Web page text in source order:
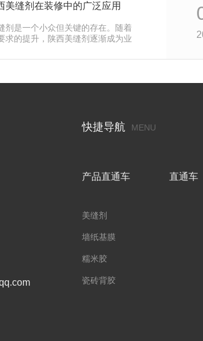
美缝剂在装修中的广泛应用
剂是一个小众但关键的存在。随着
求的提升，陕西美缝剂逐渐成为业
快捷导航 MENU
产品直通车
美缝剂
墙纸基膜
糯米胶
瓷砖背胶
直通车